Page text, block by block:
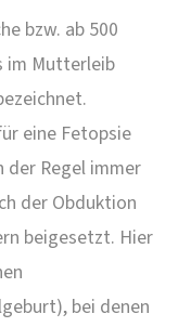
bzw. ab 500
im Mutterleib
eine Fetopsie
der Regel immer
der Obduktion
beigesetzt. Hier
bei denen